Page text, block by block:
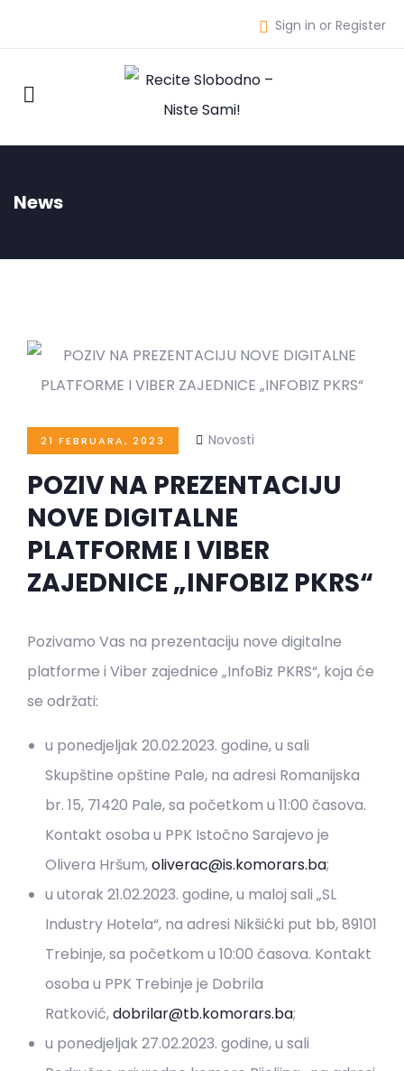
Sign in or Register
News
21 FEBRUARA, 2023 Novosti
POZIV NA PREZENTACIJU
NOVE DIGITALNE
PLATFORME I VIBER
ZAJEDNICE „INFOBIZ PKRS“
Pozivamo Vas na prezentaciju nove digitalne
platforme i Viber zajednice „InfoBiz PKRS“, koja će
se održati:
u ponedjeljak 20.02.2023. godine, u sali
Skupštine opštine Pale, na adresi Romanijska
br. 15, 71420 Pale, sa početkom u 11:00 časova.
Kontakt osoba u PPK Istočno Sarajevo je
Olivera Hršum,oliverac@is.komorars.ba;
u utorak 21.02.2023. godine, u maloj sali „SL
Industry Hotela“, na adresi Nikšićki put bb, 89101
Trebinje, sa početkom u 10:00 časova. Kontakt
osoba u PPK Trebinje je Dobrila
Ratković,dobrilar@tb.komorars.ba;
u ponedjeljak 27.02.2023. godine, u sali